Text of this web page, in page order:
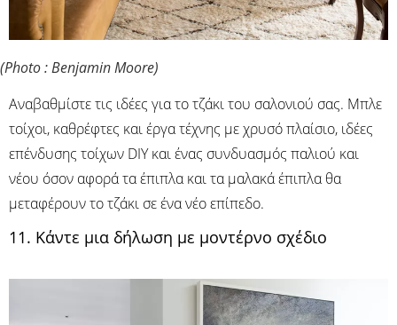
(Photo : Benjamin Moore)
Αναβαθμίστε τις ιδέες για το τζάκι του σαλονιού σας. Mπλε
τοίχοι, καθρέφτες και έργα τέχνης με χρυσό πλαίσιο, ιδέες
επένδυσης τοίχων DIY και ένας συνδυασμός παλιού και
νέου όσον αφορά τα έπιπλα και τα μαλακά έπιπλα θα
μεταφέρουν το τζάκι σε ένα νέο επίπεδο.
11. Κάντε μια δήλωση με μοντέρνο σχέδιο